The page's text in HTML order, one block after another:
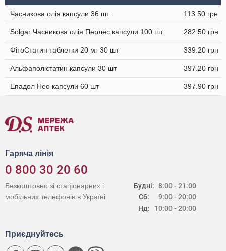
Часникова олія капсули 36 шт 113.50 грн
Solgar Часникова олія Перлес капсули 100 шт 282.50 грн
ФітоСтатин таблетки 20 мг 30 шт 339.20 грн
Альфаполістатин капсули 30 шт 397.20 грн
Епадол Нео капсули 60 шт 397.90 грн
Гаряча лінія
0 800 30 20 60
Будні:
Сб:
Нд:
8:00 - 21:00
9:00 - 20:00
10:00 - 20:00
Безкоштовно зі стаціонарних і
мобільних телефонів в Україні
Приєднуйтесь